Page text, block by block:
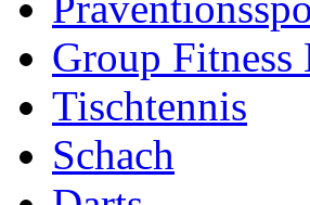
Group Fitness
Tischtennis
Schach